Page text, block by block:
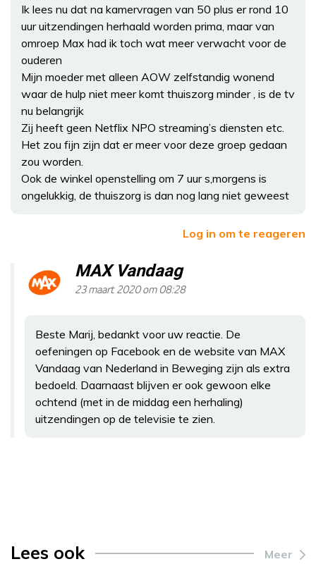
Ik lees nu dat na kamervragen van 50 plus er rond 10
uur uitzendingen herhaald worden prima, maar van
omroep Max had ik toch wat meer verwacht voor de
ouderen
Mijn moeder met alleen AOW zelfstandig wonend
waar de hulp niet meer komt thuiszorg minder , is de tv
nu belangrijk
Zij heeft geen Netflix NPO streaming’s diensten etc.
Het zou fijn zijn dat er meer voor deze groep gedaan
zou worden.
Ook de winkel openstelling om 7 uur s,morgens is
ongelukkig, de thuiszorg is dan nog lang niet geweest
Log in om te reageren
MAX Vandaag
23 maart 2020 om 08:28
Beste Marij, bedankt voor uw reactie. De
oefeningen op Facebook en de website van MAX
Vandaag van Nederland in Beweging zijn als extra
bedoeld. Daarnaast blijven er ook gewoon elke
ochtend (met in de middag een herhaling)
uitzendingen op de televisie te zien.
Lees ook Meer